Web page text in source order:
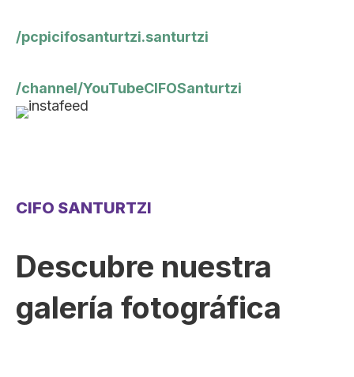
/pcpicifosanturtzi.santurtzi
/channel/YouTubeCIFOSanturtzi
CIFO SANTURTZI
Descubre nuestra
galería fotográfica